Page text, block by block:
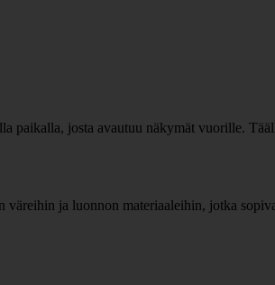
josta avautuu näkymät vuorille.
ja luonnon materiaaleihin, jotka